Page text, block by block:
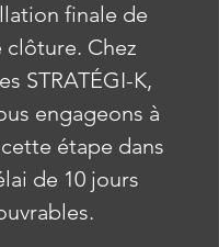
finale de
clôture. Chez
STRATÉGI-K,
engageons à
étape dans
de 10 jours